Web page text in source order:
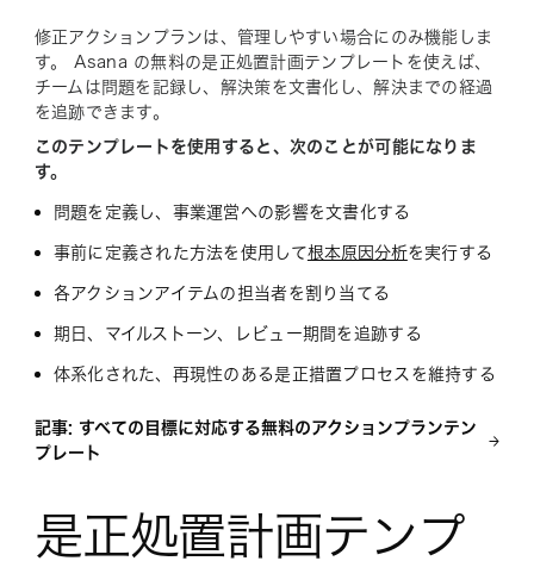
修正アクションプランは、管理しやすい場合にのみ機能しま
す。 Asana の無料の是正処置計画テンプレートを使えば、
チームは問題を記録し、解決策を文書化し、解決までの経過
を追跡できます。
このテンプレートを使用すると、次のことが可能になりま
す。
問題を定義し、事業運営への影響を文書化する
事前に定義された方法を使用して根本原因分析を実行する
各アクションアイテムの担当者を割り当てる
期日、マイルストーン、レビュー期間を追跡する
体系化された、再現性のある是正措置プロセスを維持する
記事: すべての目標に対応する無料のアクションプランテン
プレート
是正処置計画テンプ